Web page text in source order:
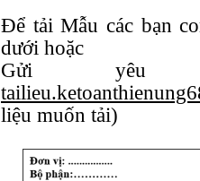
Để tải Mẫu các bạn
dưới hoặc
Gửi yêu
liệu muốn tải)